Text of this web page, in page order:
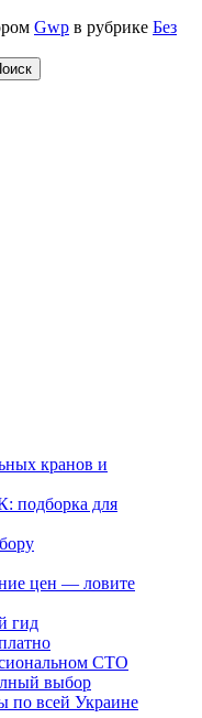
Gwp в рубрике Без
кранов и
подборка для
цен — ловите
гид
СТО
выбор
по всей Украине